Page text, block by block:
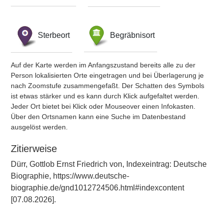
Sterbeort Begräbnisort
Auf der Karte werden im Anfangszustand bereits alle zu der
Person lokalisierten Orte eingetragen und bei Überlagerung je
nach Zoomstufe zusammengefaßt. Der Schatten des Symbols
ist etwas stärker und es kann durch Klick aufgefaltet werden.
Jeder Ort bietet bei Klick oder Mouseover einen Infokasten.
Über den Ortsnamen kann eine Suche im Datenbestand
ausgelöst werden.
Zitierweise
Dürr, Gottlob Ernst Friedrich von, Indexeintrag: Deutsche
Biographie, https://www.deutsche-
biographie.de/gnd1012724506.html#indexcontent
[07.08.2026].